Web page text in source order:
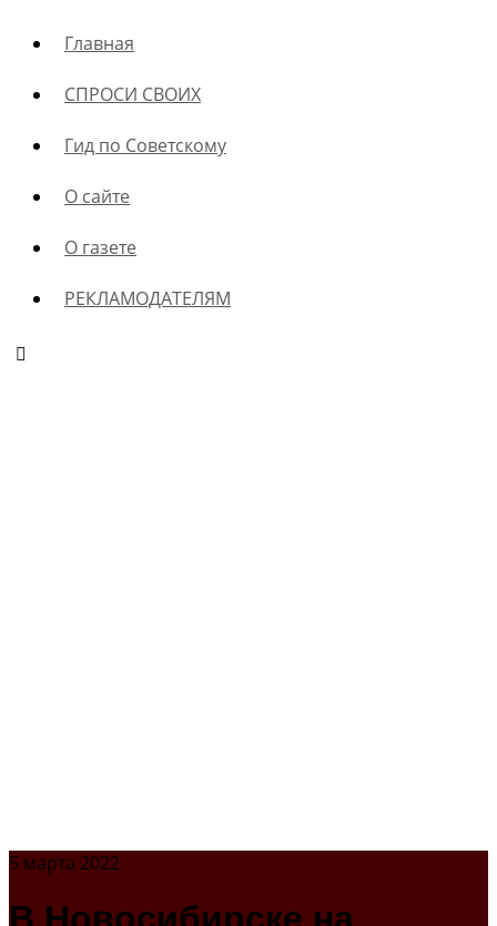
Главная
СПРОСИ СВОИХ
Гид по Советскому
О сайте
О газете
РЕКЛАМОДАТЕЛЯМ
5 марта 2022